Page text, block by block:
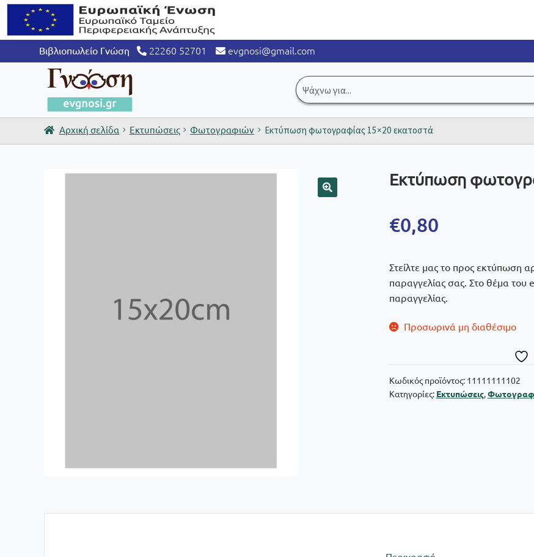
Βιβλιοπωλείο Γνώση 22260 52701 evgnosi@gmail.com
Αναζήτηση
για:
Αρχική σελίδα Εκτυπώσεις Φωτογραφιών Εκτύπωση φωτογραφίας 15×20 εκατοστά
Εκτύπωση
€0,80
Στείλτε μας το προς εκτύπωση
παραγγελίας σας. Στο θέμα
παραγγελίας.
Προσωρινά μη διαθέσιμο
Κωδικός προϊόντος: 11111111102
Κατηγορίες: Εκτυπώσεις,